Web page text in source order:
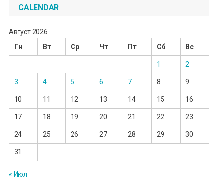
CALENDAR
Август 2026
Пн
Вт Ср Чт Пт Сб Вс
1 2
3 4 5 6 7 8 9
10 11 12 13 14 15 16
17 18 19 20 21 22 23
24 25 26 27 28 29 30
31
« Июл